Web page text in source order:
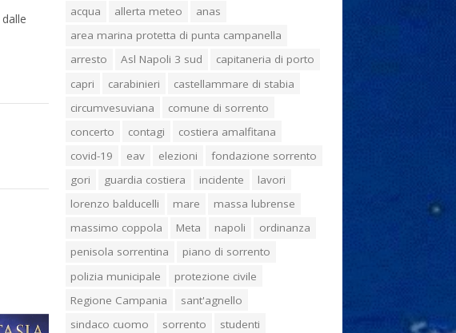
acqua allerta meteo
anas
area marina protetta di punta campanella
arresto
Asl Napoli 3 sud
capitaneria di porto
capri
carabinieri
castellammare di stabia
circumvesuviana
comune di sorrento
concerto
contagi
costiera amalfitana
covid-19
eav elezioni
fondazione sorrento
gori
guardia costiera incidente
lavori
lorenzo balducelli
mare
massa lubrense
massimo coppola
Meta napoli
ordinanza
penisola sorrentina
piano di sorrento
polizia municipale
protezione civile
Regione Campania
sant'agnello
sindaco cuomo
sorrento
studenti